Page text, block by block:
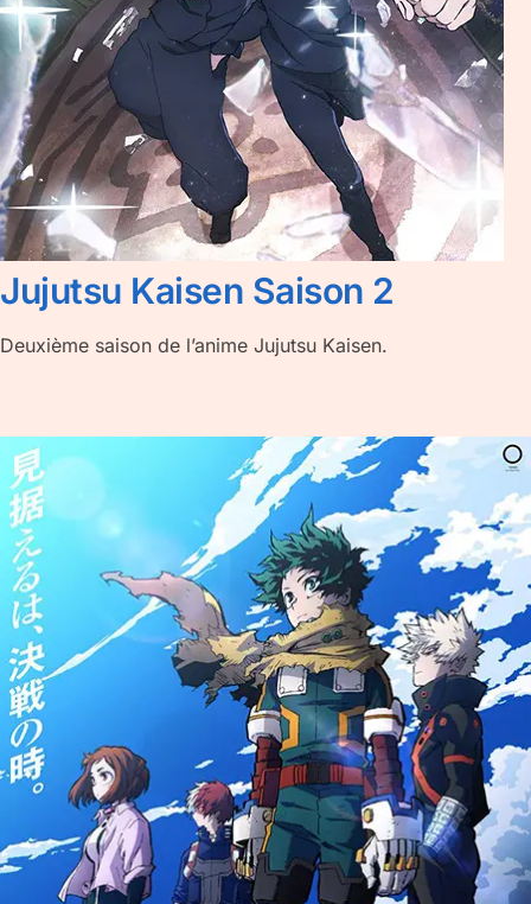
Jujutsu Kaisen Saison 2
Deuxième saison de l’anime Jujutsu Kaisen.